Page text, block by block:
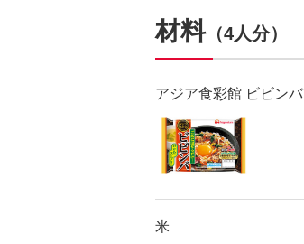
材料（4人分）
アジア食彩館 ビビンバ
米